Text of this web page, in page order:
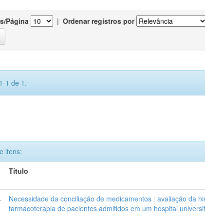
Página | Ordenar registros por
1 de 1.
itens:
Título
Necessidade da conciliação de medicamentos : avaliação da
farmacoterapia de pacientes admitidos em um hospital